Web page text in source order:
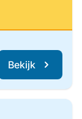
Bekijk